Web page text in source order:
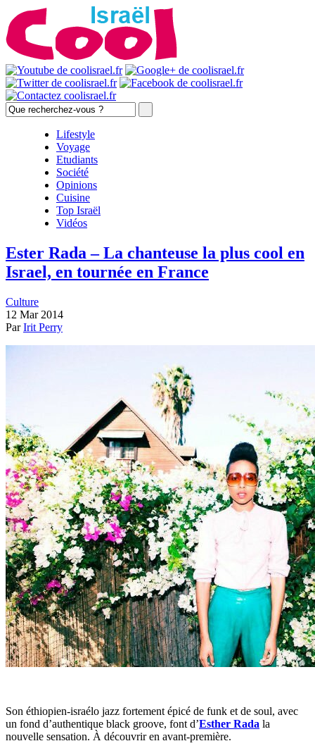
Lifestyle
Voyage
Etudiants
Société
Opinions
Cuisine
Top Israël
Vidéos
Ester Rada – La chanteuse la plus cool en
Israel, en tournée en France
Culture
12 Mar 2014
ParIrit Perry
Son éthiopien-israélo jazz fortement épicé de funk et de soul, avec
un fond d’authentique black groove, font d’Esther Rada la
nouvelle sensation. À découvrir en avant-première.